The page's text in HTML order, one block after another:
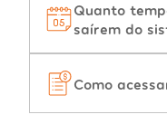
Quanto
saírem do
Como